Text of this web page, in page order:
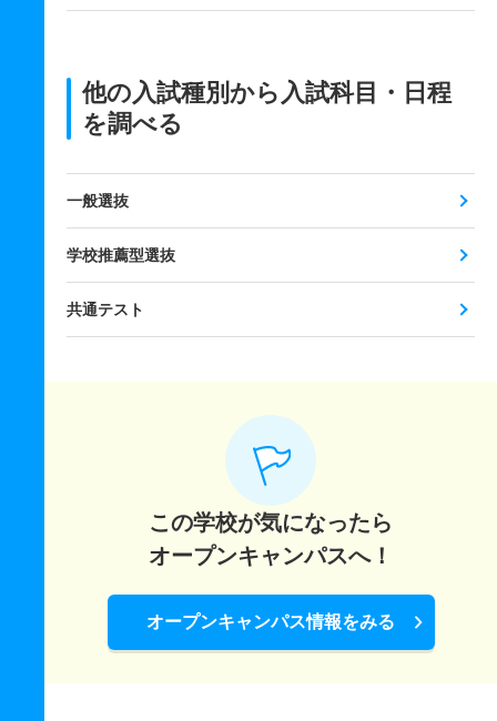
他の入試種別から入試科目・日程
を調べる
一般選抜
学校推薦型選抜
共通テスト
この学校が気になったら
オープンキャンパスへ！
オープンキャンパス情報をみる